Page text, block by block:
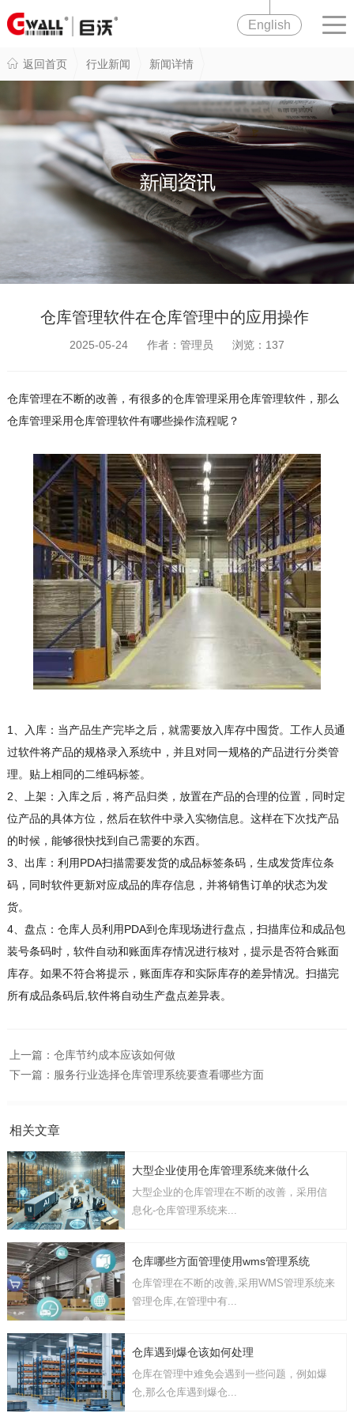
English
返回首页 行业新闻 新闻详情
仓库管理软件在仓库管理中的应用操作
2025-05-24 作者：管理员 浏览： 137
仓库管理在不断的改善，有很多的仓库管理采用仓库管理软件，那么
仓库管理采用仓库管理软件有哪些操作流程呢？
1、入库：当产品生产完毕之后，就需要放入库存中囤货。工作人员通
过软件将产品的规格录入系统中，并且对同一规格的产品进行分类管
理。贴上相同的二维码标签。
2、上架：入库之后，将产品归类，放置在产品的合理的位置，同时定
位产品的具体方位，然后在软件中录入实物信息。这样在下次找产品
的时候，能够很快找到自己需要的东西。
3、出库：利用PDA扫描需要发货的成品标签条码，生成发货库位条
码，同时软件更新对应成品的库存信息，并将销售订单的状态为发
货。
4、盘点：仓库人员利用PDA到仓库现场进行盘点，扫描库位和成品包
装号条码时，软件自动和账面库存情况进行核对，提示是否符合账面
库存。如果不符合将提示，账面库存和实际库存的差异情况。扫描完
所有成品条码后,软件将自动生产盘点差异表。
上一篇： 仓库节约成本应该如何做
下一篇： 服务行业选择仓库管理系统要查看哪些方面
相关文章
大型企业使用仓库管理系统来做什么
大型企业的仓库管理在不断的改善，采用信
息化-仓库管理系统来...
仓库哪些方面管理使用wms管理系统
仓库管理在不断的改善,采用WMS管理系统来
管理仓库,在管理中有...
仓库遇到爆仓该如何处理
仓库在管理中难免会遇到一些问题，例如爆
仓,那么仓库遇到爆仓...